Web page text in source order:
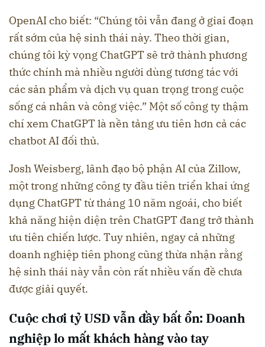
OpenAI cho biết: “Chúng tôi vẫn đang ở giai đoạn
rất sớm của hệ sinh thái này. Theo thời gian,
chúng tôi kỳ vọng ChatGPT sẽ trở thành phương
thức chính mà nhiều người dùng tương tác với
các sản phẩm và dịch vụ quan trọng trong cuộc
sống cá nhân và công việc.” Một số công ty thậm
chí xem ChatGPT là nền tảng ưu tiên hơn cả các
chatbot AI đối thủ.
Josh Weisberg, lãnh đạo bộ phận AI của Zillow,
một trong những công ty đầu tiên triển khai ứng
dụng ChatGPT từ tháng 10 năm ngoái, cho biết
khả năng hiện diện trên ChatGPT đang trở thành
ưu tiên chiến lược. Tuy nhiên, ngay cả những
doanh nghiệp tiên phong cũng thừa nhận rằng
hệ sinh thái này vẫn còn rất nhiều vấn đề chưa
được giải quyết.
Cuộc chơi tỷ USD vẫn đầy bất ổn: Doanh
nghiệp lo mất khách hàng vào tay